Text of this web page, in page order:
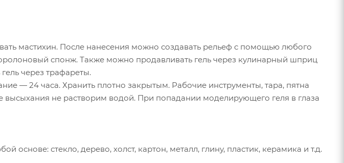
мастихин. После нанесения можно создавать рельеф с помощью любого
спонж. Также можно продавливать гель через кулинарный шприц
через трафареты.
— 24 часа. Хранить плотно закрытым. Рабочие инструменты, тара, пятна
не растворим водой. При попадании моделирующего геля в глаза
основе: стекло, дерево, холст, картон, металл, глину, пластик, керамика и т.д.